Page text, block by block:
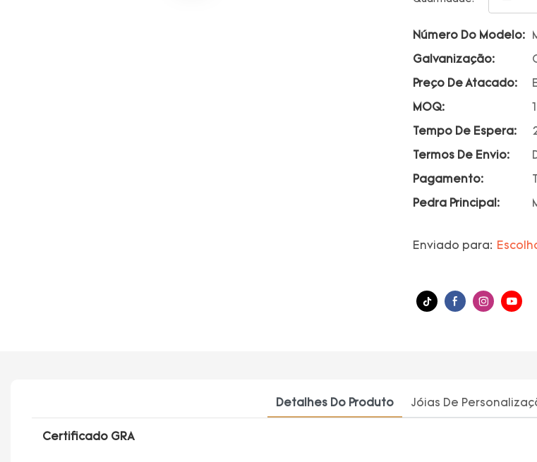
Número Do Modelo:
Galvanização:
Preço De Atacado:
MOQ:
Tempo De Espera:
Termos De Envio:
Pagamento:
Pedra Principal:
Enviado para:
Detalhes Do Produto Jóias De
Certificado GRA